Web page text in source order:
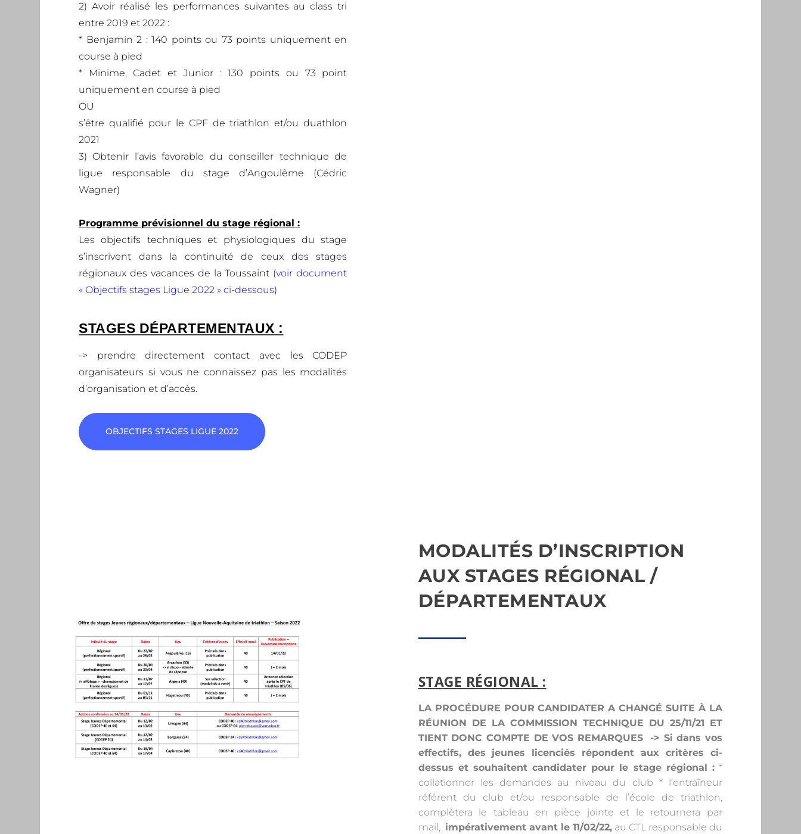
2) Avoir réalisé les performances suivantes au class tri
entre 2019 et 2022 :
* Benjamin 2 : 140 points ou 73 points uniquement en
course à pied
* Minime, Cadet et Junior : 130 points ou 73 point
uniquement en course à pied
OU
s’être qualifié pour le CPF de triathlon et/ou duathlon
2021
3) Obtenir l’avis favorable du conseiller technique de
ligue responsable du stage d’Angoulême (Cédric
Wagner)
Programme prévisionnel du stage régional :
Les objectifs techniques et physiologiques du stage
s’inscrivent dans la continuité de ceux des stages
régionaux des vacances de la Toussaint (voir document
« Objectifs stages Ligue 2022 » ci-dessous)
STAGES DÉPARTEMENTAUX :
-> prendre directement contact avec les CODEP
organisateurs si vous ne connaissez pas les modalités
d’organisation et d’accès.
OBJECTIFS STAGES LIGUE 2022
MODALITÉS D’INSCRIPTION
AUX STAGES RÉGIONAL /
DÉPARTEMENTAUX
STAGE RÉGIONAL :
LA PROCÉDURE POUR CANDIDATER A CHANGÉ SUITE À LA
RÉUNION DE LA COMMISSION TECHNIQUE DU 25/11/21 ET
TIENT DONC COMPTE DE VOS REMARQUES
-> Si dans vos
effectifs, des jeunes licenciés répondent aux critères ci-
dessus et souhaitent candidater pour le stage régional :*
collationner les demandes au niveau du club * l’entraîneur
référent du club et/ou responsable de l’école de triathlon,
complètera le tableau en pièce jointe et le retournera par
mail, impérativement avant le 11/02/22,au CTL responsable du